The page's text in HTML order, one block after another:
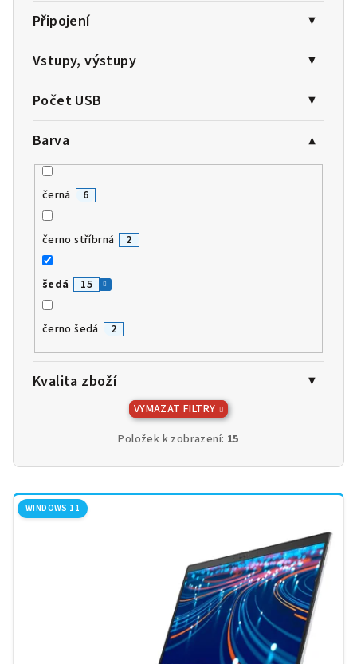
Připojení
Vstupy, výstupy
Počet USB
Barva
černá 6
černo stříbrná 2
šedá 15
černo šedá 2
Kvalita zboží
VYMAZAT FILTRY
Položek k zobrazení: 15
V
WINDOWS 11